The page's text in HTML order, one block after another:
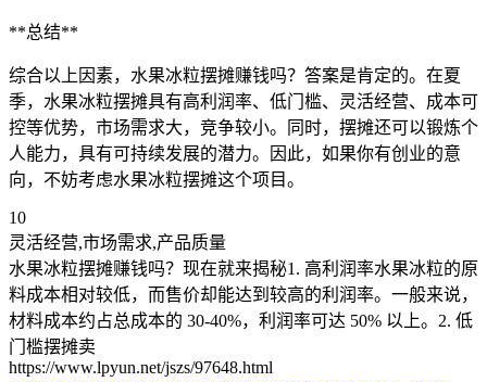
**总结**
综合以上因素，水果冰粒摆摊赚钱吗？答案是肯定的。在夏
季，水果冰粒摆摊具有高利润率、低门槛、灵活经营、成本可
控等优势，市场需求大，竞争较小。同时，摆摊还可以锻炼个
人能力，具有可持续发展的潜力。因此，如果你有创业的意
向，不妨考虑水果冰粒摆摊这个项目。
10
灵活经营,市场需求,产品质量
水果冰粒摆摊赚钱吗？现在就来揭秘1. 高利润率水果冰粒的原
料成本相对较低，而售价却能达到较高的利润率。一般来说，
材料成本约占总成本的 30-40%，利润率可达 50% 以上。2. 低
门槛摆摊卖
https://www.lpyun.net/jszs/97648.html